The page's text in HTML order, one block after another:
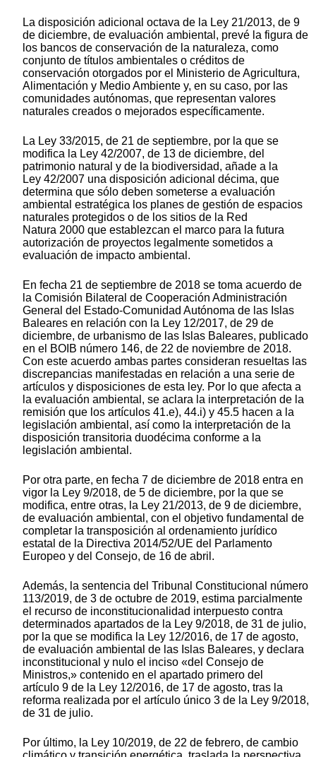
La disposición adicional octava de la Ley 21/2013, de 9
de diciembre, de evaluación ambiental, prevé la figura de
los bancos de conservación de la naturaleza, como
conjunto de títulos ambientales o créditos de
conservación otorgados por el Ministerio de Agricultura,
Alimentación y Medio Ambiente y, en su caso, por las
comunidades autónomas, que representan valores
naturales creados o mejorados específicamente.
La Ley 33/2015, de 21 de septiembre, por la que se
modifica la Ley 42/2007, de 13 de diciembre, del
patrimonio natural y de la biodiversidad, añade a la
Ley 42/2007 una disposición adicional décima, que
determina que sólo deben someterse a evaluación
ambiental estratégica los planes de gestión de espacios
naturales protegidos o de los sitios de la Red
Natura 2000 que establezcan el marco para la futura
autorización de proyectos legalmente sometidos a
evaluación de impacto ambiental.
En fecha 21 de septiembre de 2018 se toma acuerdo de
la Comisión Bilateral de Cooperación Administración
General del Estado-Comunidad Autónoma de las Islas
Baleares en relación con la Ley 12/2017, de 29 de
diciembre, de urbanismo de las Islas Baleares, publicado
en el BOIB número 146, de 22 de noviembre de 2018.
Con este acuerdo ambas partes consideran resueltas las
discrepancias manifestadas en relación a una serie de
artículos y disposiciones de esta ley. Por lo que afecta a
la evaluación ambiental, se aclara la interpretación de la
remisión que los artículos 41.e), 44.i) y 45.5 hacen a la
legislación ambiental, así como la interpretación de la
disposición transitoria duodécima conforme a la
legislación ambiental.
Por otra parte, en fecha 7 de diciembre de 2018 entra en
vigor la Ley 9/2018, de 5 de diciembre, por la que se
modifica, entre otras, la Ley 21/2013, de 9 de diciembre,
de evaluación ambiental, con el objetivo fundamental de
completar la transposición al ordenamiento jurídico
estatal de la Directiva 2014/52/UE del Parlamento
Europeo y del Consejo, de 16 de abril.
Además, la sentencia del Tribunal Constitucional número
113/2019, de 3 de octubre de 2019, estima parcialmente
el recurso de inconstitucionalidad interpuesto contra
determinados apartados de la Ley 9/2018, de 31 de julio,
por la que se modifica la Ley 12/2016, de 17 de agosto,
de evaluación ambiental de las Islas Baleares, y declara
inconstitucional y nulo el inciso «del Consejo de
Ministros,» contenido en el apartado primero del
artículo 9 de la Ley 12/2016, de 17 de agosto, tras la
reforma realizada por el artículo único 3 de la Ley 9/2018,
de 31 de julio.
Por último, la Ley 10/2019, de 22 de febrero, de cambio